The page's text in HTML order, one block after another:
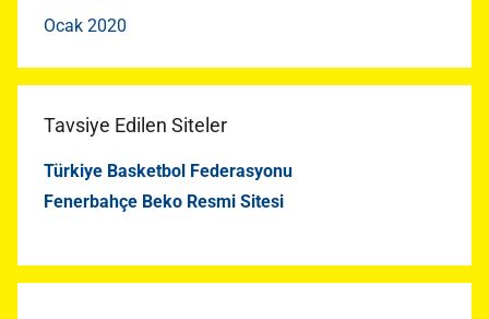
Ocak 2020
Tavsiye Edilen Siteler
Türkiye Basketbol Federasyonu
Fenerbahçe Beko Resmi Sitesi